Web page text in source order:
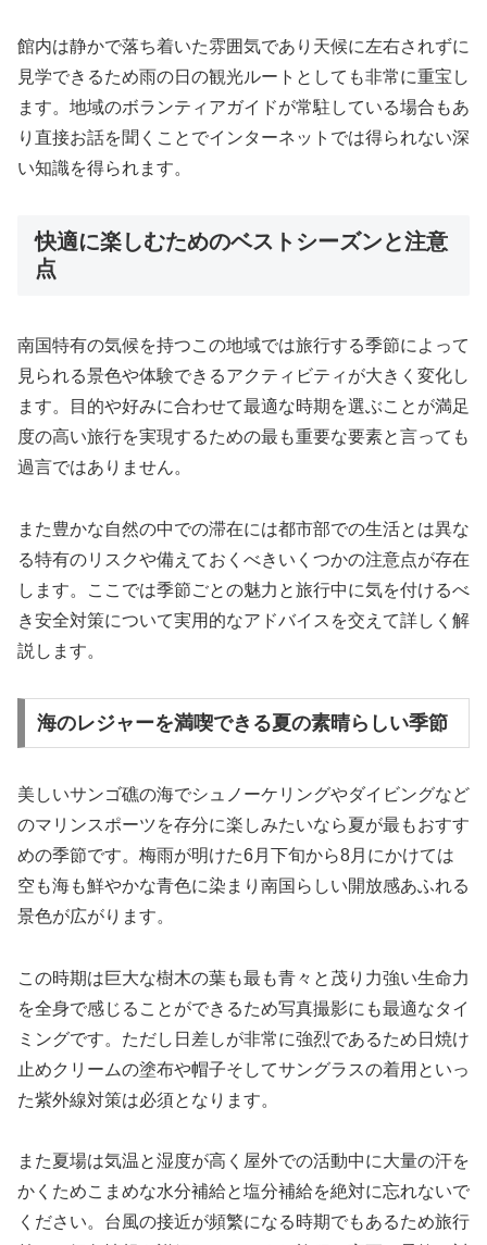
館内は静かで落ち着いた雰囲気であり天候に左右されずに
見学できるため雨の日の観光ルートとしても非常に重宝し
ます。地域のボランティアガイドが常駐している場合もあ
り直接お話を聞くことでインターネットでは得られない深
い知識を得られます。
快適に楽しむためのベストシーズンと注意
点
南国特有の気候を持つこの地域では旅行する季節によって
見られる景色や体験できるアクティビティが大きく変化し
ます。目的や好みに合わせて最適な時期を選ぶことが満足
度の高い旅行を実現するための最も重要な要素と言っても
過言ではありません。
また豊かな自然の中での滞在には都市部での生活とは異な
る特有のリスクや備えておくべきいくつかの注意点が存在
します。ここでは季節ごとの魅力と旅行中に気を付けるべ
き安全対策について実用的なアドバイスを交えて詳しく解
説します。
海のレジャーを満喫できる夏の素晴らしい季節
美しいサンゴ礁の海でシュノーケリングやダイビングなど
のマリンスポーツを存分に楽しみたいなら夏が最もおすす
めの季節です。梅雨が明けた6月下旬から8月にかけては
空も海も鮮やかな青色に染まり南国らしい開放感あふれる
景色が広がります。
この時期は巨大な樹木の葉も最も青々と茂り力強い生命力
を全身で感じることができるため写真撮影にも最適なタイ
ミングです。ただし日差しが非常に強烈であるため日焼け
止めクリームの塗布や帽子そしてサングラスの着用といっ
た紫外線対策は必須となります。
また夏場は気温と湿度が高く屋外での活動中に大量の汗を
かくためこまめな水分補給と塩分補給を絶対に忘れないで
ください。台風の接近が頻繁になる時期でもあるため旅行